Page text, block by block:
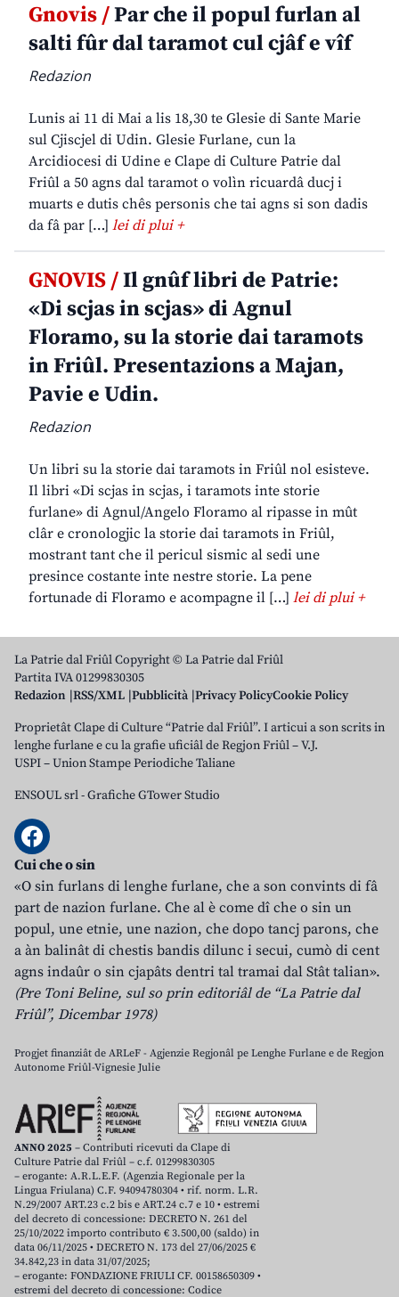
Gnovis /Par che il popul furlan al
salti fûr dal taramot cul cjâf e vîf
Redazion
Lunis ai 11 di Mai a lis 18,30 te Glesie di Sante Marie
sul Cjiscjel di Udin. Glesie Furlane, cun la
Arcidiocesi di Udine e Clape di Culture Patrie dal
Friûl a 50 agns dal taramot o volìn ricuardâ ducj i
muarts e dutis chês personis che tai agns si son dadis
da fâ par […] lei di plui +
GNOVIS /Il gnûf libri de Patrie:
«Di scjas in scjas» di Agnul
Floramo, su la storie dai taramots
in Friûl. Presentazions a Majan,
Pavie e Udin.
Redazion
Un libri su la storie dai taramots in Friûl nol esisteve.
Il libri «Di scjas in scjas, i taramots inte storie
furlane» di Agnul/Angelo Floramo al ripasse in mût
clâr e cronologjic la storie dai taramots in Friûl,
mostrant tant che il pericul sismic al sedi une
presince costante inte nestre storie. La pene
fortunade di Floramo e acompagne il […] lei di plui +
La Patrie dal Friûl Copyright © La Patrie dal Friûl
Partita IVA 01299830305
Redazion RSS/XML Pubblicità Privacy PolicyCookie Policy
Proprietât Clape di Culture “Patrie dal Friûl”. I articui a son scrits in
lenghe furlane e cu la grafie uficiâl de Regjon Friûl – V.J.
USPI – Union Stampe Periodiche Taliane
ENSOUL srl-Grafiche GTower Studio
Cui che o sin
«O sin furlans di lenghe furlane, che a son convints di fâ
part de nazion furlane. Che al è come dî che o sin un
popul, une etnie, une nazion, che dopo tancj parons, che
a àn balinât di chestis bandis dilunc i secui, cumò di cent
agns indaûr o sin cjapâts dentri tal tramai dal Stât talian».
(Pre Toni Beline, sul so prin editoriâl de “La Patrie dal
Friûl”, Dicembar 1978)
Progjet finanziât de ARLeF - Agjenzie Regjonâl pe Lenghe Furlane e de Regjon
Autonome Friûl-Vignesie Julie
ANNO 2025 – Contributi ricevuti da Clape di
Culture Patrie dal Friûl – c.f. 01299830305
– erogante: A.R.L.E.F. (Agenzia Regionale per la
Lingua Friulana) C.F. 94094780304 • rif. norm. L.R.
N.29/2007 ART.23 c.2 bis e ART.24 c.7 e 10 • estremi
del decreto di concessione: DECRETO N. 261 del
25/10/2022 importo contributo € 3.500,00 (saldo) in
data 06/11/2025 • DECRETO N. 173 del 27/06/2025 €
34.842,23 in data 31/07/2025;
– erogante: FONDAZIONE FRIULI CF. 00158650309 •
estremi del decreto di concessione: Codice